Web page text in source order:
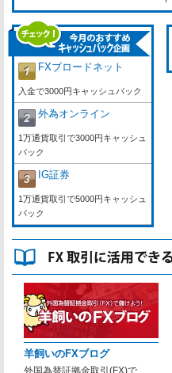
FXブロードネット
入金で3000円キャッシュバック
外為オンライン
1万通貨取引で3000円キャッシュ
バック
IG証券
1万通貨取引で5000円キャッシュ
バック
羊飼いのFXブログ
外国為替証拠金取引(FX)で